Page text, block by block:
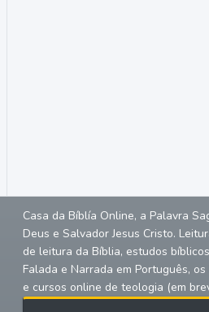
Casa da Bíblía Online, a Palavra
Deus e Salvador Jesus Cristo.
de leitura da Bíblia, estudos
Falada e Narrada em Português,
e cursos online de teologia (em